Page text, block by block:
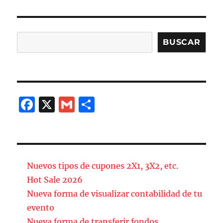
BUSCAR
F
b
o
o
k
X
G
a
ir
Nuevos tipos de cupones 2X1, 3X2, etc.
Hot Sale 2026
Nueva forma de visualizar contabilidad de tu
evento